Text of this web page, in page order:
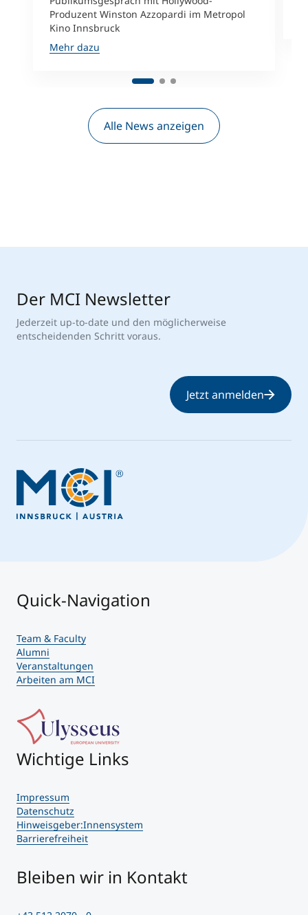
Produzent Winston Azzopardi im Metropol
Kino Innsbruck
Mehr dazu
Alle News anzeigen
Der MCI Newsletter
Jederzeit up-to-date und den möglicherweise
entscheidenden Schritt voraus.
Jetzt anmelden
Quick-Navigation
Team & Faculty
Alumni
Veranstaltungen
Arbeiten am MCI
Wichtige Links
Impressum
Datenschutz
Hinweisgeber:Innensystem
Barrierefreiheit
Bleiben wir in Kontakt